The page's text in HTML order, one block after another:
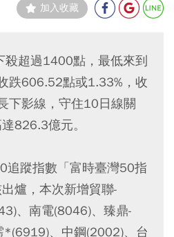
加入收藏
超過1400點，最低來到
跌606.52點或1.33%，收
下影線，守住10日線關
826.3億元。
追蹤指數「富時臺灣50指
爐，本次新增貿聯-
、南電(8046)、臻鼎-
*(6919)、中鋼(2002)、台